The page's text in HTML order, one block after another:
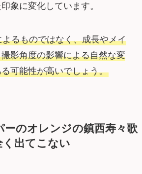
象に変化しています。
るものではなく、成長やメイ
影角度の影響による自然な変
可能性が高いでしょう。
ーのオレンジの鎮西寿々歌
く出てこない